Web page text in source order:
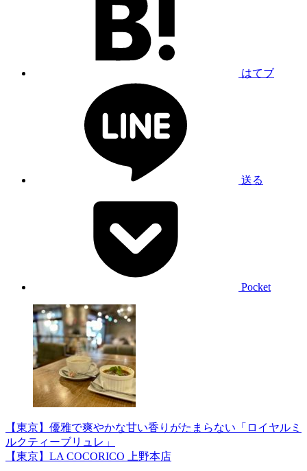
はてブ
送る
Pocket
【東京】優雅で爽やかな甘い香りがたまらない「ロイヤルミ
ルクティーブリュレ」
【東京】LA COCORICO 上野本店